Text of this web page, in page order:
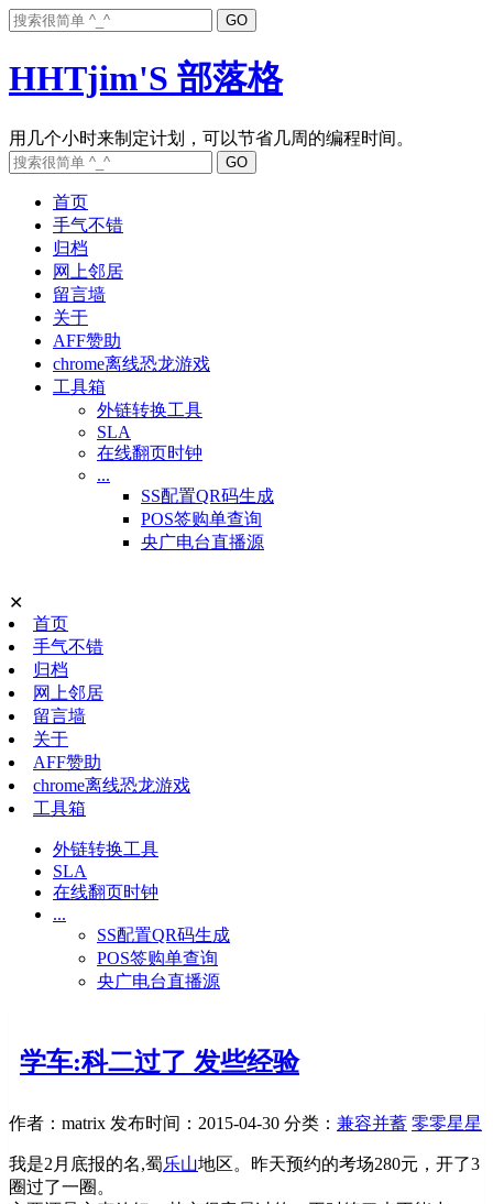
HHTjim'S 部落格
首页
手气不错
归档
网上邻居
留言墙
关于
AFF赞助
chrome离线恐龙游戏
工具箱
外链转换工具
SLA
在线翻页时钟
...
SS配置QR码生成
POS签购单查询
央广电台直播源
✕
首页
手气不错
归档
网上邻居
留言墙
关于
AFF赞助
chrome离线恐龙游戏
工具箱
外链转换工具
SLA
在线翻页时钟
...
SS配置QR码生成
POS签购单查询
央广电台直播源
学车:科二过了 发些经验
作者：matrix 发布时间：2015-04-30 分类： 兼容并蓄 零零星星
我是2月底报的名,蜀乐山地区。昨天预约的考场280元，开了3
圈过了一圈。